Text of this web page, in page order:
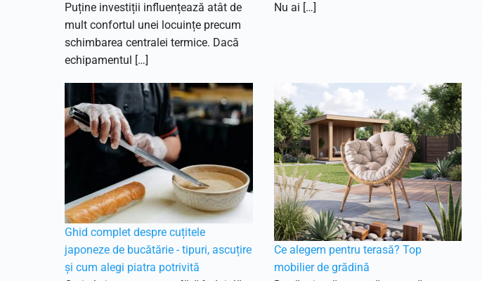
Puține investiții influențează atât de
mult confortul unei locuințe precum
schimbarea centralei termice. Dacă
echipamentul […]
Nu ai […]
Ghid complet despre cuțitele
japoneze de bucătărie - tipuri, ascuțire
și cum alegi piatra potrivită
Ce alegem pentru terasă? Top
mobilier de grădină